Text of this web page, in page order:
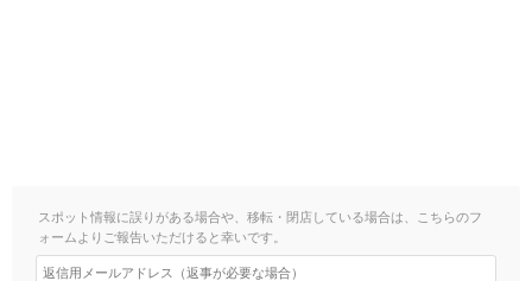
スポット情報に誤りがある場合や、移転・閉店している場合は、こちらのフ
ォームよりご報告いただけると幸いです。